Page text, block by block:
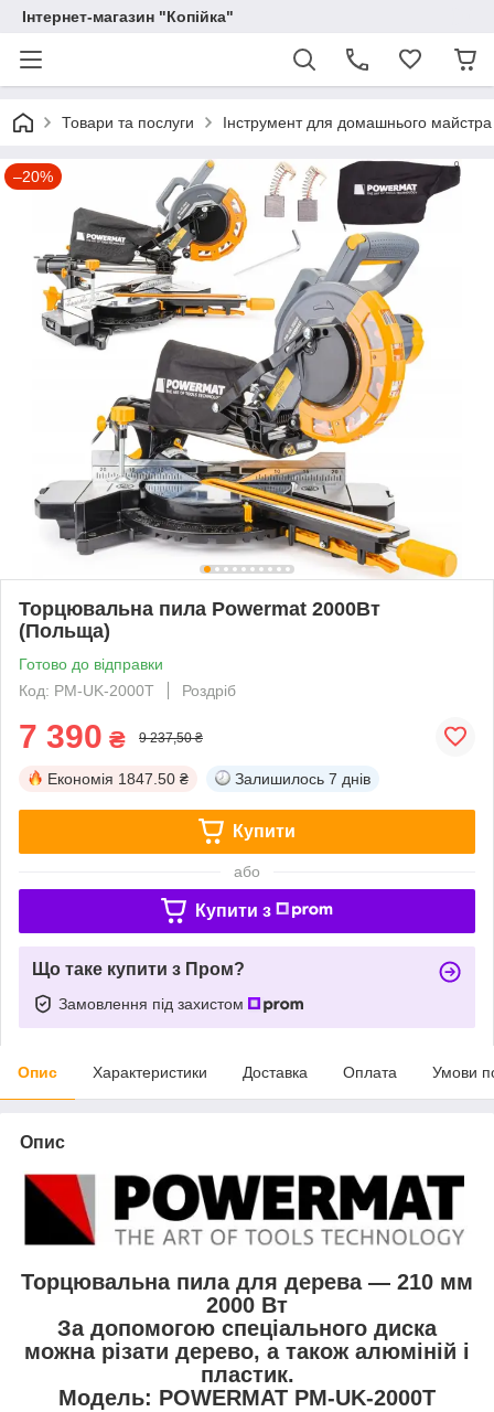
Інтернет-магазин "Копійка"
Товари та послуги Інструмент для домашнього майстра
–20%
Торцювальна пила Powermat 2000Вт
(Польща)
Готово до відправки
Код: PM-UK-2000T
Роздріб
7 390 ₴ 9 237,50 ₴
Економія 1847.50 ₴ Залишилось 7 днів
Купити
або
Купити з
Що таке купити з Пром?
Замовлення під захистом
Опис Характеристики Доставка Оплата Умови
Опис
Торцювальна пила для дерева — 210 мм
2000 Вт
За допомогою спеціального диска
можна різати дерево, а також алюміній і
пластик.
Модель: POWERMAT PM-UK-2000T